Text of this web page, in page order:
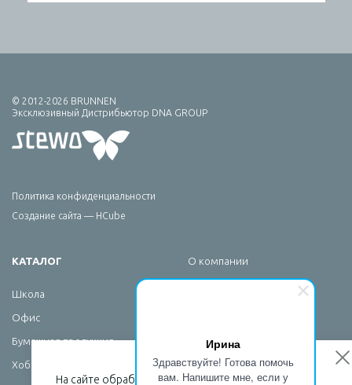
Ирина
Здравствуйте! Готова помочь
вам. Напишите мне, если у
© 2012-2026 BRUNNEN
Эксклюзивный Дистрибьютор DNA GROUP
Политика конфиденциальности
Создание сайта — HCube
КАТАЛОГ
Школа
Офис
Бумажная продукция
Хобби
О компании
На сайте обрабатываются файлы cookies, чтобы